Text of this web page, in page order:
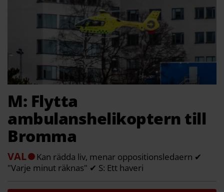
M: Flytta
ambulanshelikoptern till
Bromma
VAL
Kan rädda liv, menar oppositionsledaern ✔
"Varje minut räknas" ✔ S: Ett haveri